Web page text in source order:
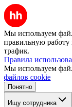
Мы используем
правильную работу
трафик.
Правила
Мы используем
файлов cookie
Понятно
Ищу сотрудника